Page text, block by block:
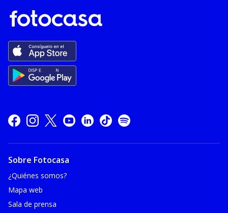
Sobre Fotocasa
¿Quiénes somos?
Mapa web
Sala de prensa